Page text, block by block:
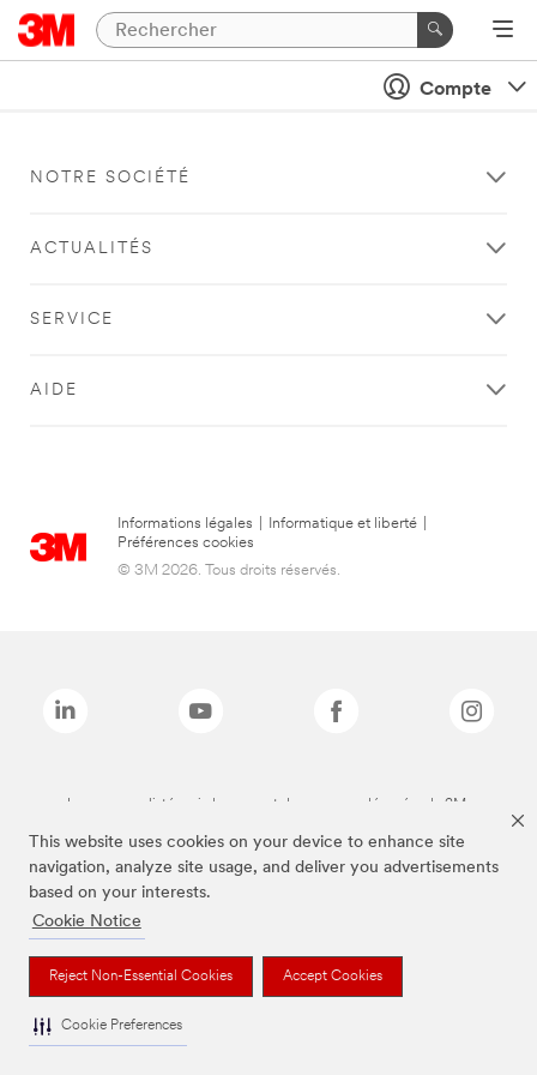
This website uses cookies on your device to enhance site
navigation, analyze site usage, and deliver you advertisements
based on your interests.
Cookie Notice
Reject Non-Essential Cookies Accept Cookies
Cookie Preferences
Compte
NOTRE SOCIÉTÉ
ACTUALITÉS
SERVICE
AIDE
Informations légales Informatique et liberté
Préférences cookies
© 3M 2026. Tous droits réservés.
Les marques listées ci-dessus sont des marques déposées de 3M.